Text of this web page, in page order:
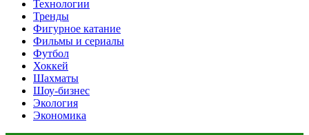
Технологии
Тренды
Фигурное катание
Фильмы и сериалы
Футбол
Хоккей
Шахматы
Шоу-бизнес
Экология
Экономика